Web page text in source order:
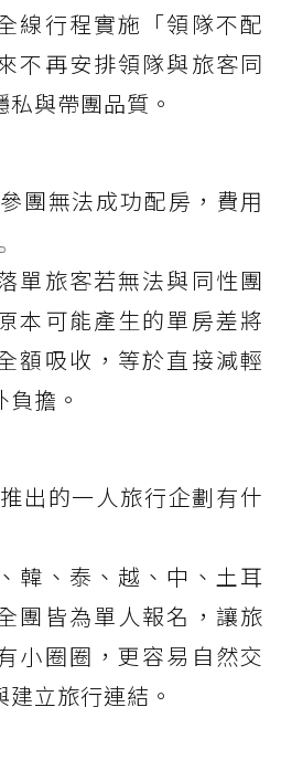
線行程實施「領隊不配
不再安排領隊與旅客同
與帶團品質。
團無法成功配房，費用
單旅客若無法與同性團
本可能產生的單房差將
額吸收，等於直接減輕
擔。
出的一人旅行企劃有什
韓、泰、越、中、土耳
團皆為單人報名，讓旅
小圈圈，更容易自然交
立旅行連結。